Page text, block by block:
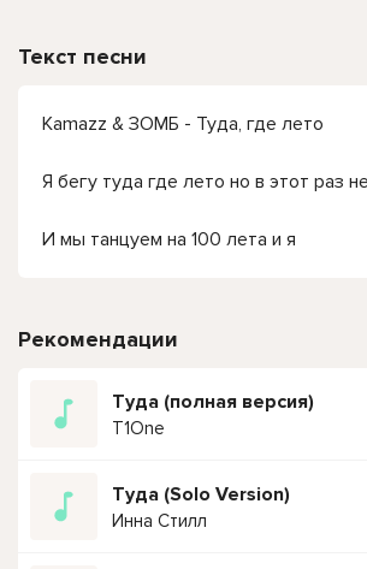
Текст песни
Kamazz & ЗОМБ - Туда, где лето
Я бегу туда где лето но в этот раз
И мы танцуем на 100 лета и я
Рекомендации
Туда (полная версия)
T1One
Туда (Solo Version)
Инна Стилл